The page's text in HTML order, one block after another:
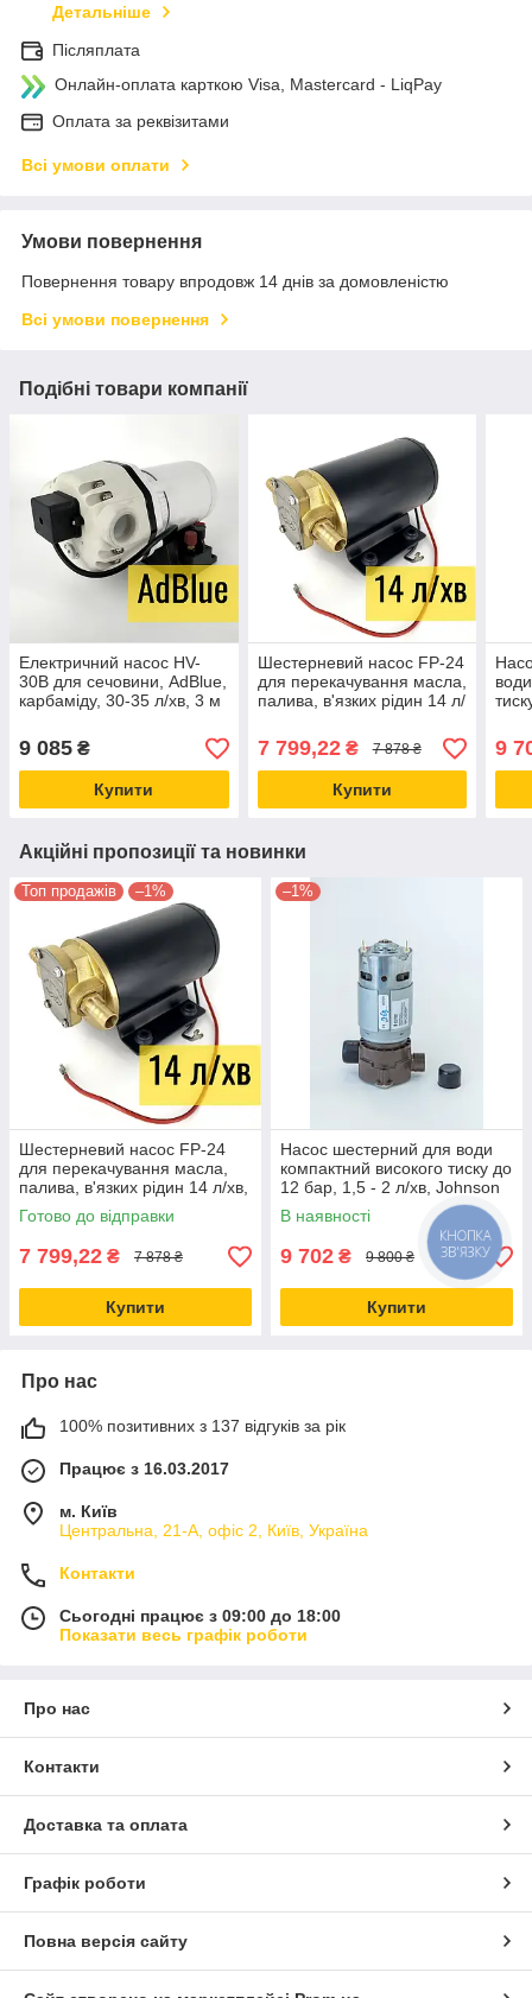
Детальніше
Післяплата
Онлайн-оплата карткою Visa, Mastercard - LiqPay
Оплата за реквізитами
Всі умови оплати
Умови повернення
Повернення товару впродовж 14 днів за домовленістю
Всі умови повернення
Подібні товари компанії
Електричний насос HV-
30B для сечовини, AdBlue,
карбаміду, 30-35 л/хв, 3 м
Jethro
9 085 ₴
Купити
Шестерневий насос FP-24
для перекачування масла,
палива, в'язких рідин 14 л/
7 799,22₴ 7 878 ₴
Купити
9
Акційні пропозиції та новинки
Топ продажів –1%
Шестерневий насос FP-24
для перекачування масла,
палива, в'язких рідин 14 л/хв,
24 В, Jethro
Готово до відправки
7 799,22 ₴ 7 878 ₴
Купити
–1%
Насос шестерний для води
компактний високого тиску до
12 бар, 1,5 - 2 л/хв, Johnson
Electric
В наявності
9 702 ₴ 9 800 ₴
Купити
Про нас
100% позитивних з 137 відгуків за рік
Працює з 16.03.2017
м. Київ
Центральна, 21-А, офіс 2, Київ, Україна
Контакти
Сьогодні працює з 09:00 до 18:00
Показати весь графік роботи
Про нас
Контакти
Доставка та оплата
Графік роботи
Повна версія сайту
КНОПКА
ЗВ'ЯЗКУ